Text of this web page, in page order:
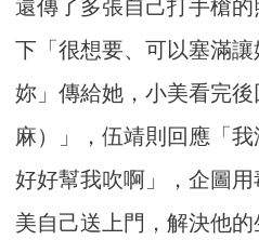
還傳了多張自己打手槍
下「很想要、可以塞滿
妳」傳給她，小美看完
麻）」，伍靖則回應「
好好幫我吹啊」，企圖
美自己送上門，解決他的